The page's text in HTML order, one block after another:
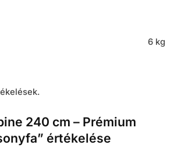
6 kg
240 cm – Prémium
értékelése